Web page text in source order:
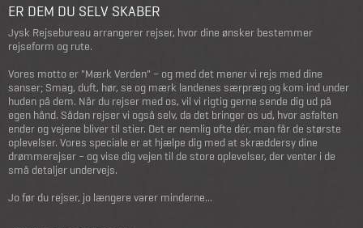
ER DEM DU SELV SKABER
Jysk Rejsebureau arrangerer rejser, hvor dine ønsker bestemmer
rejseform og rute.
Vores motto er "Mærk Verden" – og med det mener vi rejs med dine
sanser; Smag, duft, hør, se og mærk landenes særpræg og kom ind under
huden på dem. Når du rejser med os, vil vi rigtig gerne sende dig ud på
egen hånd. Sådan rejser vi også selv, da det bringer os ud, hvor asfalten
ender og vejene bliver til stier. Det er nemlig ofte dér, man får de største
oplevelser. Vores speciale er at hjælpe dig med at skræddersy dine
drømmerejser – og vise dig vejen til de store oplevelser, der venter i de
små detaljer undervejs.
Jo før du rejser, jo længere varer minderne...